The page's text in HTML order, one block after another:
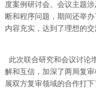
度案例研讨会。会议主题
断和程序问题，期间还举
内容充实，达到了理想的交
此次联合研究和会议讨论
解和互信，加深了两局复
展双方复审领域的合作打下